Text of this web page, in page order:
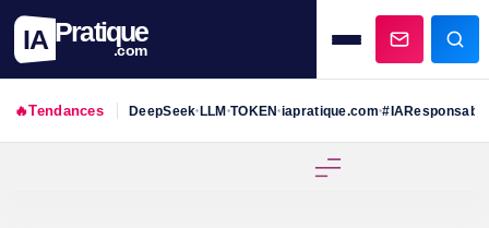
IA Pratique
.com
🔥Tendances DeepSeek•LLM•TOKEN•iapratique.com•#IAResponsable